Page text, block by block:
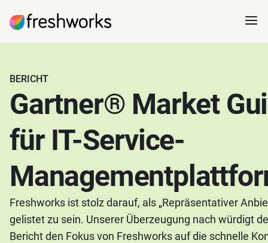
BERICHT
Gartner® Market
für IT-Service-
Freshworks ist stolz darauf, als „Repräsentativer
gelistet zu sein. Unserer Überzeugung nach würdigt
Bericht den Fokus von Freshworks auf die schnelle